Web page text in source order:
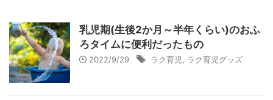
乳児期(生後2か月～半年くらい)のおふ
ろタイムに便利だったもの
2022/9/29 ラク育児 ラク育児グッズ